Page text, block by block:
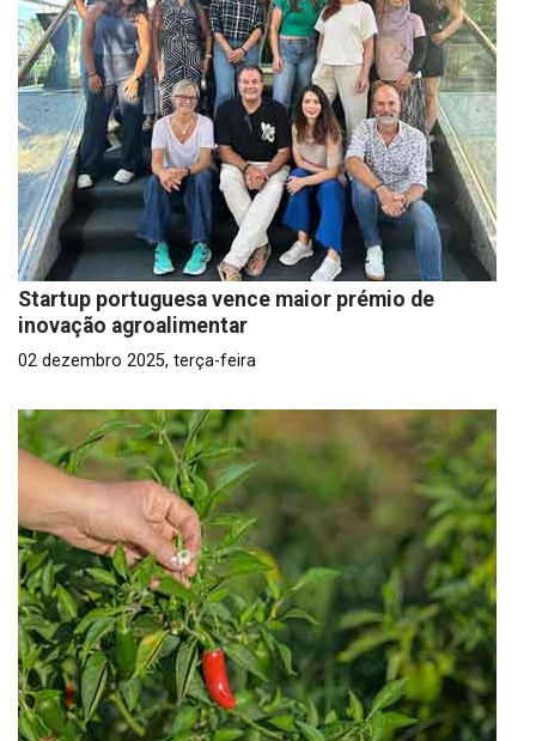
Startup portuguesa vence maior prémio de
inovação agroalimentar
02 dezembro 2025, terça-feira